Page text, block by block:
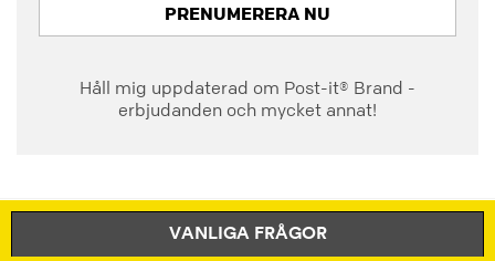
PRENUMERERA NU
Håll mig uppdaterad om Post-it® Brand -
erbjudanden och mycket annat!
VANLIGA FRÅGOR